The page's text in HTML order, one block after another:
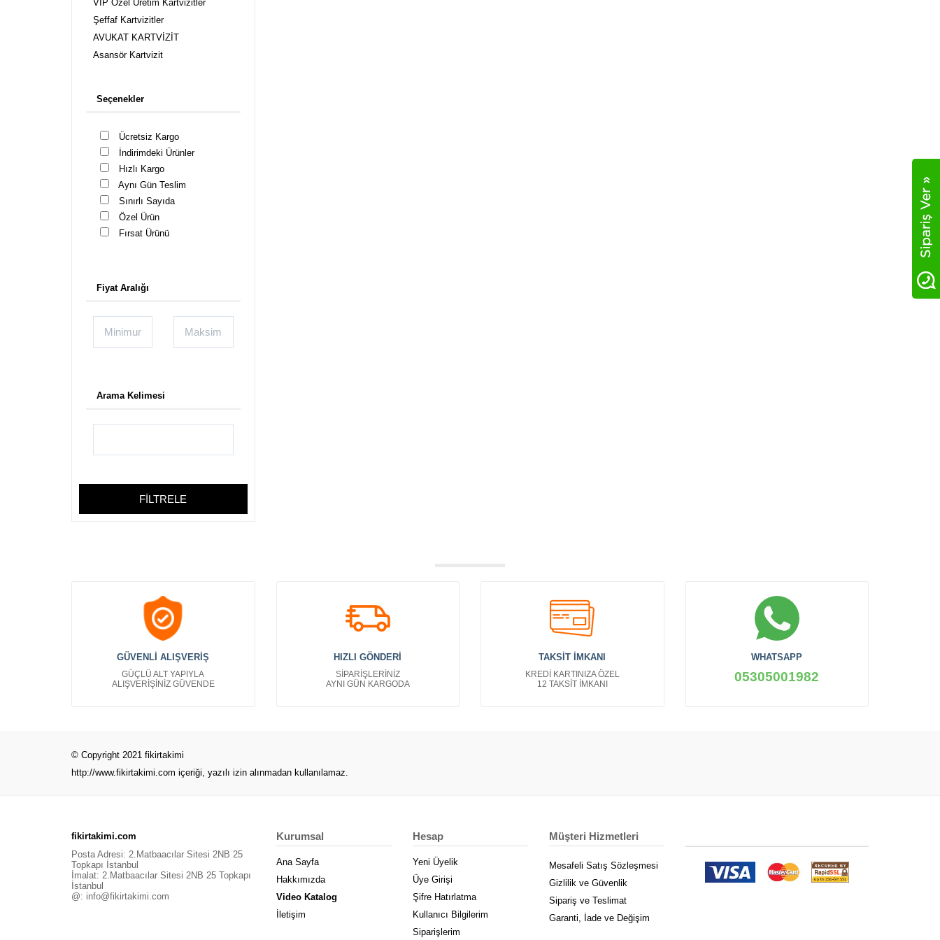
VIP Özel Üretim Kartvizitler
Şeffaf Kartvizitler
AVUKAT KARTVİZİT
Asansör Kartvizit
Kartvizitleri
Cep Telefonu Mağaza Kartvizit
Danışmanlık Kartvizitleri
Diş Hekimi Kartvizit
Doktor Kartvizit
Eczane Kartvizitleri
Gözlük Kartvizit
Kuyumcu Kartvizit
Bijuteri Kartvizit
Oto Lastik Kartvizit
Pet Shop Kartvizitleri
Sigorta Kartvizit
Anaokulu ve Kreş Kartvizit
Av Malzemeleri Kartvizit
Ayakkabıcı Kartvizitleri Bayan
Çanta Kartvizit
Bayan Giyim Kartvizit
Bebek Çocuk Kartvizit
Gelinlik Kartvizitleri
Gıda Kartvizit
Hırdavat Kartvizit
İnşaat Kartvizitleri
İnsan Kaynakları Kartvizit
Kafeterya Restaurant Kartvizit
Seçenekler
Ücretsiz Kargo
İndirimdeki Ürünler
Hızlı Kargo
Aynı Gün Teslim
Sınırlı Sayıda
Özel Ürün
Fırsat Ürünü
Fiyat Aralığı
Arama Kelimesi
FİLTRELE
GÜVENLİ ALIŞVERİŞ
GÜÇLÜ ALT YAPIYLA
ALIŞVERİŞİNİZ GÜVENDE
HIZLI GÖNDERİ
SİPARİŞLERİNİZ
AYNI GÜN KARGODA
TAKSİT İMKANI
KREDİ KARTINIZA ÖZEL
12 TAKSİT İMKANI
WHATSAPP
05305001982
© Copyright 2021 fikirtakimi
http://www.fikirtakimi.com içeriği, yazılı izin alınmadan kullanılamaz.
fikirtakimi.com
Posta Adresi: 2.Matbaacılar Sitesi 2NB 25
Topkapı İstanbul
İmalat: 2.Matbaacılar Sitesi 2NB 25 Topkapı
İstanbul
@: info@fikirtakimi.com
Kurumsal
Ana Sayfa
Hakkımızda
Video Katalog
İletişim
Hesap
Yeni Üyelik
Üye Girişi
Şifre Hatırlatma
Kullanıcı Bilgilerim
Siparişlerim
Müşteri Hizmetleri
Mesafeli Satış Sözleşmesi
Gizlilik ve Güvenlik
Sipariş ve Teslimat
Garanti, İade ve Değişim